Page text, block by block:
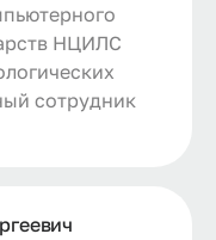
НЦИЛС
сотрудник